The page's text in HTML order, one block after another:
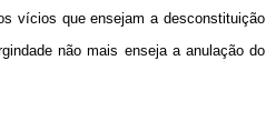
vícios que ensejam a desconstituição
não mais enseja a anulação do